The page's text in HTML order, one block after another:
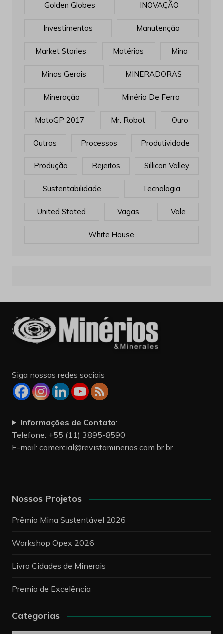
Golden Globes INOVAÇÃO
Investimentos Manutenção
Market Stories Matérias Mina
Minas Gerais MINERADORAS
Mineração Minério De Ferro
MotoGP 2017 Mr. Robot Ouro
Outros Processos Produtividade
Produção Rejeitos Sillicon Valley
Sustentabilidade Tecnologia
United Stated Vagas Vale
White House
Siga nossas redes sociais
Informações de Contato:
Telefone: +55 (11) 3895-8590
E-mail: comercial@revistaminerios.com.br.br
Nossos Projetos
Prêmio Mina Sustentável 2026
Workshop Opex 2026
Livro Cidades de Minerais
Premio de Excelência
Categorias